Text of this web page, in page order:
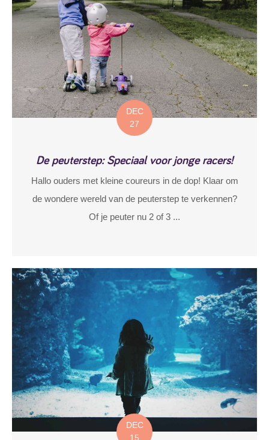
DEC
27
De peuterstep: Speciaal voor jonge racers!
Hallo ouders met kleine coureurs in de dop! Klaar om
de wondere wereld van de peuterstep te verkennen?
Of je peuter nu 2 of 3 ...
DEC
15